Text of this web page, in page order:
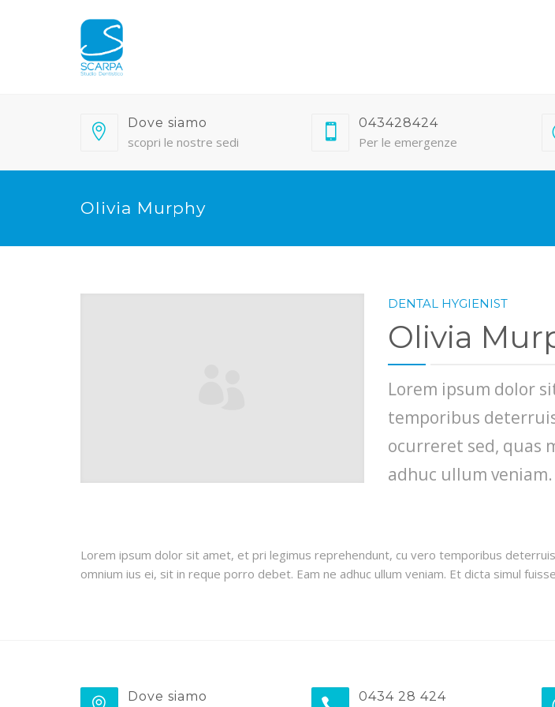
Dove siamo
scopri le nostre sedi
043428424
Per le emergenze
Olivia Murphy
DENTAL HYGIENIST
Olivia
Lorem ipsum dolor
temporibus
ocurreret sed, quas
adhuc ullum
Lorem ipsum dolor sit amet, et pri legimus reprehendunt, cu vero temporibus
omnium ius ei, sit in reque porro debet. Eam ne adhuc ullum veniam. Et dicta simul
Dove siamo 0434 28 424